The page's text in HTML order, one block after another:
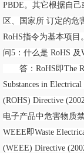
PBDE。其它根据自
区、国家所 订定的危
RoHS指令为基本项目
问5：什么是 RoHS 及
答：RoHS即The
Substances in
(ROHS) Directive
电子产品中危害物质
WEEE即Waste
(WEEE) Directive